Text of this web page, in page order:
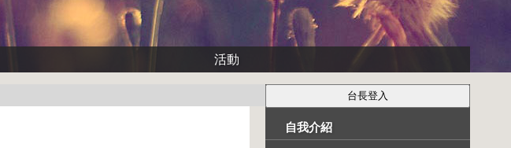
活動
自我介紹